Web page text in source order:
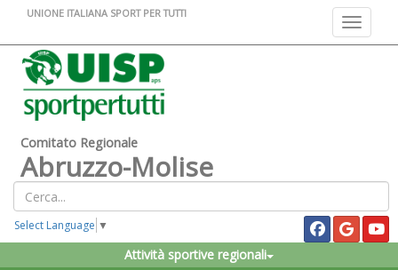
Toggle
UNIONE ITALIANA SPORT PER TUTTI
Comitato Regionale
Abruzzo-Molise
Select Language ▼
Attività sportive regionali